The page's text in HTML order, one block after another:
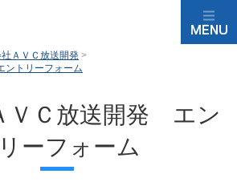
ＡＶＣ放送開発 >
ントリーフォーム
ＶＣ放送開発 エン
ーフォーム